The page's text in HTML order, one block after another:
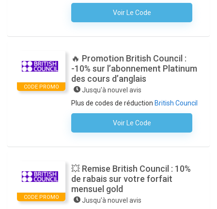
Voir Le Code
Aucun Code N'est Nécessaire
CODE PROMO
🔥 Promotion British Council :
-10% sur l’abonnement Platinum
des cours d’anglais
Jusqu'à nouvel avis
Plus de codes de réduction British Council
Voir Le Code
Aucun Code N'est Nécessaire
CODE PROMO
💥 Remise British Council : 10%
de rabais sur votre forfait
mensuel gold
Jusqu'à nouvel avis